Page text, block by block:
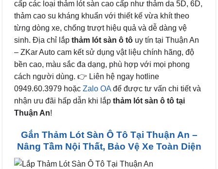
cấp các loại thảm lót sàn cao cấp như thảm da 5D, 6D,
thảm cao su kháng khuẩn với thiết kế vừa khít theo
từng dòng xe, chống trượt hiệu quả và dễ dàng vệ
sinh. Địa chỉ lắp thảm lót sàn ô tô uy tín tại Thuận An
– ZKar Auto cam kết sử dụng vật liệu chính hãng, độ
bền cao, màu sắc đa dạng, phù hợp với mọi phong
cách người dùng. 👉 Liên hệ ngay hotline
0949.60.3979 hoặc Zalo OA để được tư vấn chi tiết và
nhận ưu đãi hấp dẫn khi lắp thảm lót sàn ô tô tại
Thuận An!
Gắn Thảm Lót Sàn Ô Tô Tại Thuận An –
Nâng Tầm Nội Thất, Bảo Vệ Xe Toàn Diện